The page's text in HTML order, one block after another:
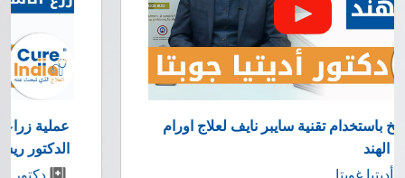
عملية زراعة الاسنان بتركيبها الكامل في 4 في الهند